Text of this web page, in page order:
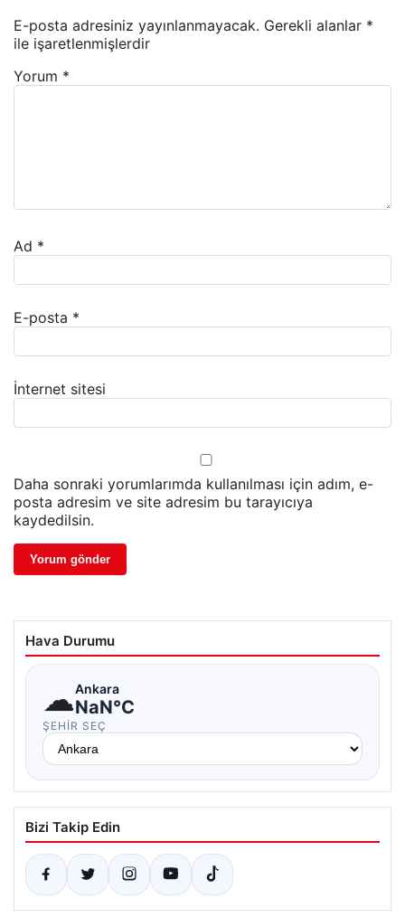
E-posta adresiniz yayınlanmayacak. Gerekli alanlar *
ile işaretlenmişlerdir
Yorum *
Ad *
E-posta *
İnternet sitesi
Daha sonraki yorumlarımda kullanılması için adım, e-
posta adresim ve site adresim bu tarayıcıya
kaydedilsin.
Hava Durumu
☁Ankara
NaN°C
ŞEHIR SEÇ
Bizi Takip Edin